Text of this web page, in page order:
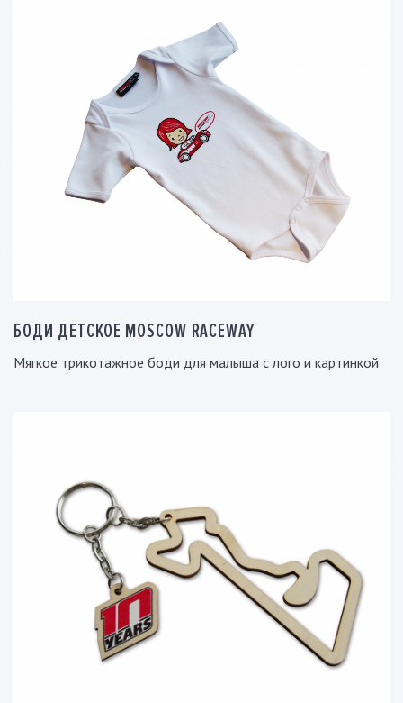
БОДИ ДЕТСКОЕ MOSCOW RACEWAY
Мягкое трикотажное боди для малыша с лого и картинкой